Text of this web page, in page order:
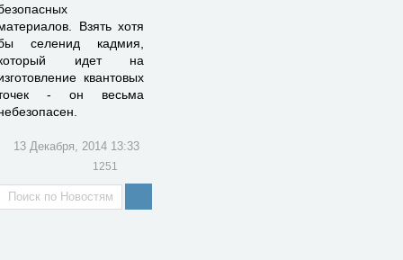
Взять хотя
селенид кадмия,
идет на
квантовых
- он весьма
13 Декабря, 2014 13:33
1251